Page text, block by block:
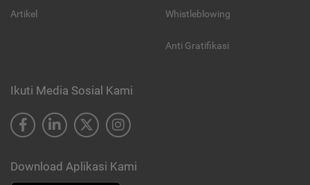
Artikel Whistleblowing
Anti Gratifikasi
Ikuti Media Sosial Kami
Download Aplikasi Kami